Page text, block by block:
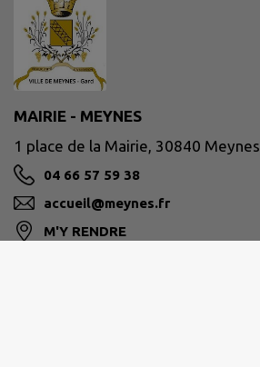
MAIRIE - MEYNES
1 place de la Mairie, 30840 Meynes
04 66 57 59 38
accueil@meynes.fr
M'Y RENDRE